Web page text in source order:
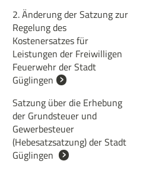
2. Änderung der Satzung zur
Regelung des
Kostenersatzes für
Leistungen der Freiwilligen
Feuerwehr der Stadt
Güglingen
Satzung über die Erhebung
der Grundsteuer und
Gewerbesteuer
(Hebesatzsatzung) der Stadt
Güglingen